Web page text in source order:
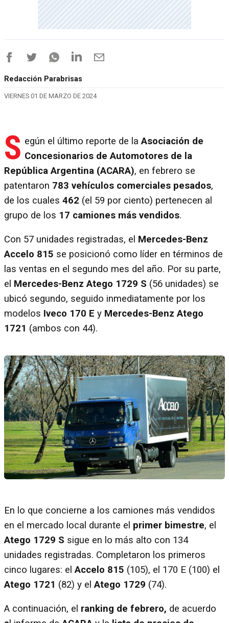
Redacción Parabrisas
VIERNES 01 DE MARZO DE 2024
S egún el último reporte de laAsociación de
Concesionarios de Automotores de la
República Argentina (ACARA), en febrero se
patentaron 783 vehículos comerciales pesados,
de los cuales 462 (el 59 por ciento) pertenecen al
grupo de los 17 camiones más vendidos.
Con 57 unidades registradas, el Mercedes-Benz
Accelo 815 se posicionó como líder en términos de
las ventas en el segundo mes del año. Por su parte,
el Mercedes-Benz Atego 1729 S (56 unidades) se
ubicó segundo, seguido inmediatamente por los
modelos Iveco 170 E y Mercedes-Benz Atego
1721 (ambos con 44).
En lo que concierne a los camiones más vendidos
en el mercado local durante el primer bimestre, el
Atego 1729 S sigue en lo más alto con 134
unidades registradas. Completaron los primeros
cinco lugares: elAccelo 815 (105), el 170 E (100) el
Atego 1721 (82) y elAtego 1729 (74).
A continuación, el ranking de febrero, de acuerdo